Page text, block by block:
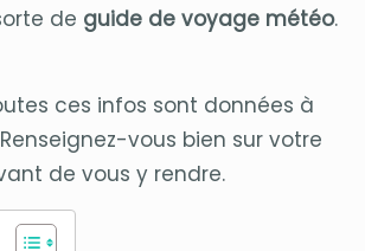
de guide de voyage météo.
ces infos sont données à
vous bien sur votre
de vous y rendre.